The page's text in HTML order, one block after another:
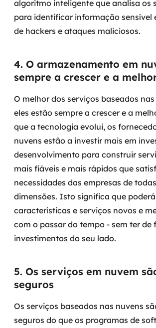
algoritmo inteligente que analisa os
para identificar informação sensível
de hackers e ataques maliciosos.
4. O armazenamento em
sempre a crescer e a
O melhor dos serviços baseados
eles estão sempre a crescer e a
que a tecnologia evolui, os
nuvens estão a investir mais em
desenvolvimento para construir
mais fiáveis e mais rápidos que
necessidades das empresas de
dimensões. Isto significa que
características e serviços novos e
com o passar do tempo - sem ter de
investimentos do seu lado.
5. Os serviços em nuvem
seguros
Os serviços baseados nas nuvens
seguros do que os programas de